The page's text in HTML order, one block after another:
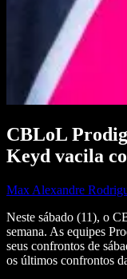
CBLoL
Keyd vacila
Max Alexandre
Neste sábado (11), o
semana. As equipes
seus confrontos de
os últimos confrontos